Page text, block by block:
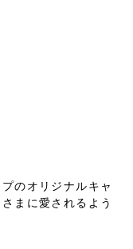
のオリジナルキャ
まに愛されるよう